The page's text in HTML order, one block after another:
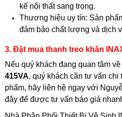
kế nội thất sang trọng.
Thương hiệu uy tín: Sản
đảm bảo chất lượng và dịch
3. Đặt mua thanh treo khăn
Nếu quý khách đang quan tâm
415VA, quý khách cần tư vấn chi
phẩm, hãy liên hệ ngay với
đây để được tư vấn báo giá